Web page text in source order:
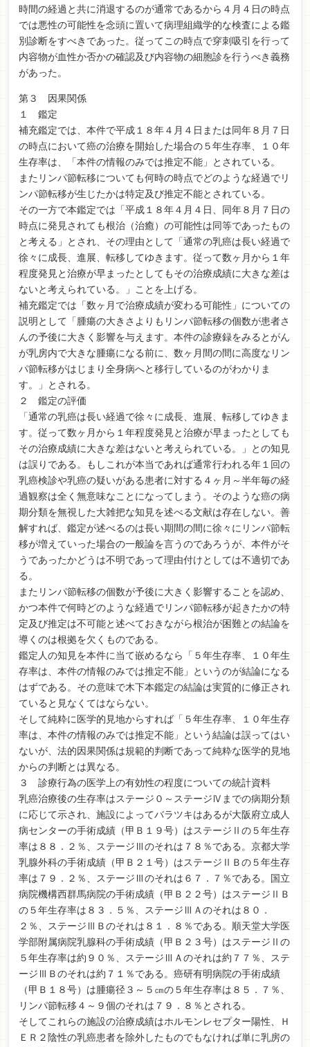
時間の経過と共に消退するのが通常であるから４月４日の時点
では悪性の可能性を念頭に置いて病理組織学的な検査による鑑
別診断をすべきであった。従ってこの時点で穿刺吸引を行って
内容物が血性か否かの確認及び内容物の細胞診を行うべき義務
があった。
第３ 因果関係
１ 鑑定
補充鑑定では、本件で平成１８年４月４日または同年８月７日
の時点において癌の治療を開始した場合の５年生存率、１０年
生存率は、「本件の情報のみでは推定不能」とされている。
またリンパ節転移についても何時の時点でどのような経過でリ
ンパ節転移が生じたかは特定及び推定不能とされている。
その一方で本鑑定では「平成１８年４月４日、同年８月７日の
時点に発見されても根治（治癒）の可能性は同等であったもの
と考える」とされ、その理由として「通常の乳癌は長い経過で
徐々に成長、進展、転移してゆきます。従って数ヶ月から１年
程度発見と治療が早まったとしてもその治療成績に大きな差は
ないと考えられている。」ことを上げる。
補充鑑定では「数ヶ月で治療成績が変わる可能性」についての
説明として「腫瘍の大きさよりもリンパ節転移の個数が患者さ
んの予後に大きく影響を与えます。本件の診療録をみるとがん
が乳房内で大きな腫瘍になる前に、数ヶ月間の間に高度なリン
パ節転移がはじまり全身病へと移行しているのがわかりま
す。」とされる。
２ 鑑定の評価
「通常の乳癌は長い経過で徐々に成長、進展、転移してゆきま
す。従って数ヶ月から１年程度発見と治療が早まったとしても
その治療成績に大きな差はないと考えられている。」との知見
は誤りである。もしこれが本当であれば通常行われる年１回の
乳癌検診や乳癌の疑いがある患者に対する４ヶ月～半年毎の経
過観察は全く無意味なことになってしまう。そのような癌の病
期分類を無視した大雑把な知見を述べる文献は存在しない。善
解すれば、鑑定が述べるのは長い期間の間に徐々にリンパ節転
移が増えていった場合の一般論を言うのであろうが、本件がそ
うであったかどうは不明であって理由付けとしては不適切であ
る。
またリンパ節転移の個数が予後に大きく影響することを認め、
かつ本件で何時どのような経過でリンパ節転移が起きたかの特
定及び推定は不可能と述べておきながら根治が困難との結論を
導くのは根拠を欠くものである。
鑑定人の知見を本件に当て嵌めるなら「５年生存率、１０年生
存率は、本件の情報のみでは推定不能」というのが結論になる
はずである。その意味で木下本鑑定の結論は実質的に修正され
ていると見なくてはならない。
そして純粋に医学的見地からすれば「５年生存率、１０年生存
率は、本件の情報のみでは推定不能」という結論は誤ってはい
ないが、法的因果関係は規範的判断であって純粋な医学的見地
からの判断とは異なる。
３ 診療行為の医学上の有効性の程度についての統計資料
乳癌治療後の生存率はステージ０～ステージⅣまでの病期分類
に応じて示され、施設によってバラツキはあるが大阪府立成人
病センターの手術成績（甲Ｂ１９号）はステージⅡの５年生存
率は８８．２％、ステージⅢのそれは７８％である。京都大学
乳腺外科の手術成績（甲Ｂ２１号）はステージⅡＢの５年生存
率は７９．２％、ステージⅢのそれは６７．７％である。国立
病院機構西群馬病院の手術成績（甲Ｂ２２号）はステージⅡＢ
の５年生存率は８３．５％、ステージⅢＡのそれは８０．
２％、ステージⅢＢのそれは８１．８％である。順天堂大学医
学部附属病院乳腺科の手術成績（甲Ｂ２３号）はステージⅡの
５年生存率は約９０％、ステージⅢＡのそれは約７７％、ステ
ージⅢＢのそれは約７１％である。癌研有明病院の手術成績
（甲Ｂ１８号）は腫瘍径３～５㎝の５年生存率は８５．７％、
リンパ節転移４～９個のそれは７９．８％とされる。
そしてこれらの施設の治療成績はホルモンレセプター陽性、Ｈ
ＥＲ２陰性の乳癌患者を除外したものでもなければ単に乳房の